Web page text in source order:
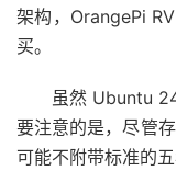
架构，OrangePi
买。
虽然 Ubuntu
要注意的是，尽管
可能不附带标准的五